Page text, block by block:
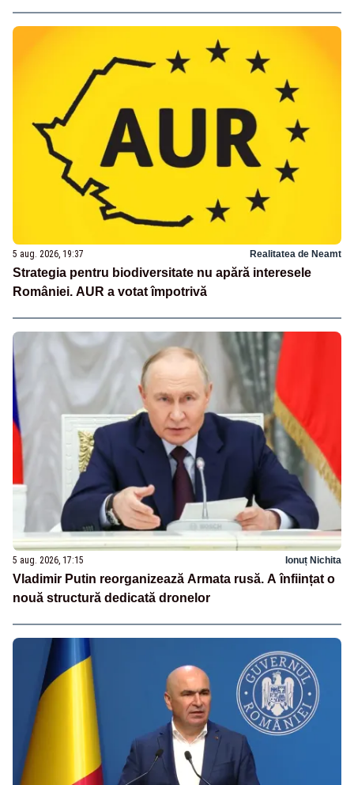
5 aug. 2026, 19:37 Realitatea de Neamt
Strategia pentru biodiversitate nu apără interesele
României. AUR a votat împotrivă
5 aug. 2026, 17:15 Ionuț Nichita
Vladimir Putin reorganizează Armata rusă. A înființat o
nouă structură dedicată dronelor